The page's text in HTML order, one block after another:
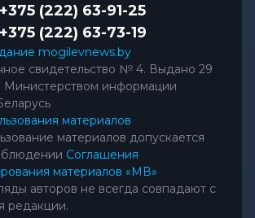
+375 (222) 63-91-25
+375 (222) 63-73-19
mogilevnews.by
свидетельство № 4. Выдано 29
Министерством информации
материалов
материалов допускается
Соглашения
материалов «МВ»
авторов не всегда совпадают с
редакции.